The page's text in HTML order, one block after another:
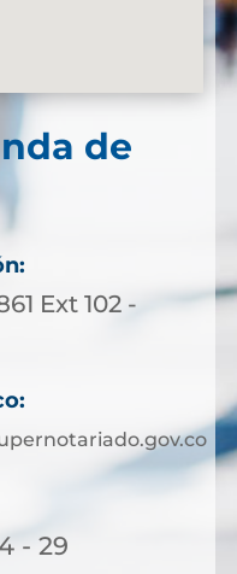
de
Ext 102 -
- 29